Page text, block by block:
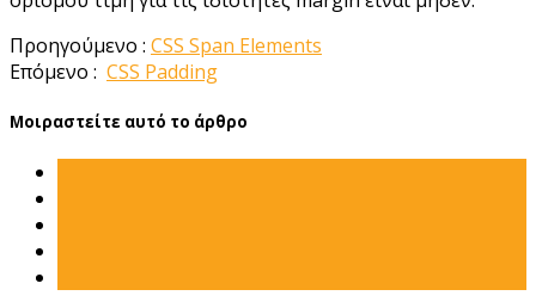
Προηγούμενο : CSS Span Elements
Επόμενο : CSS Padding
Μοιραστείτε αυτό το άρθρο